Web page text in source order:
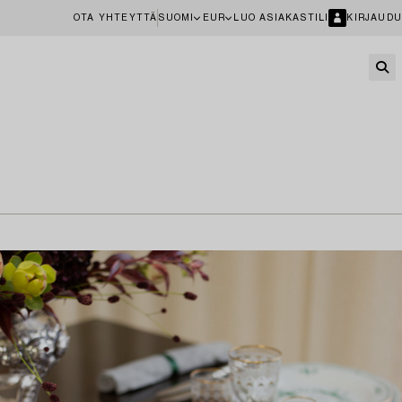
OTA YHTEYTTÄ SUOMI EUR LUO ASIAKASTILI KIRJAUDU